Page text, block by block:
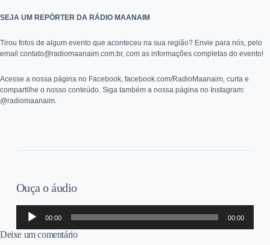
SEJA UM REPÓRTER DA RÁDIO MAANAIM
Tirou fotos de algum evento que aconteceu na sua região? Envie para nós, pelo
email contato@radiomaanaim.com.br, com as informações completas do evento!
Acesse a nossa página no Facebook, facebook.com/RadioMaanaim, curta e
compartilhe o nosso conteúdo. Siga também a nossa página no Instagram:
@radiomaanaim.
Ouça o áudio
Tocador
áudio
00:00 00:00
Deixe um comentário